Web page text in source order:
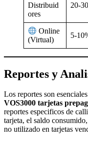
Distribuid
ores
20-
Online
(Virtual)
5-
Reportes y
Los reportes son
VOS3000 tarjetas
reportes especificos de
tarjeta, el saldo
no utilizado en tarjetas